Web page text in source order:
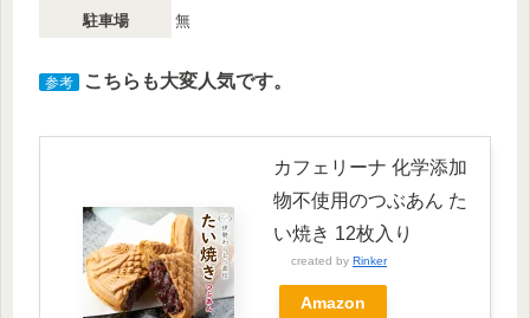
駐車場
無
参考 こちらも大変人気です。
カフェリーナ 化学添加
物不使用のつぶあん た
い焼き 12枚入り
created by Rinker
Amazon